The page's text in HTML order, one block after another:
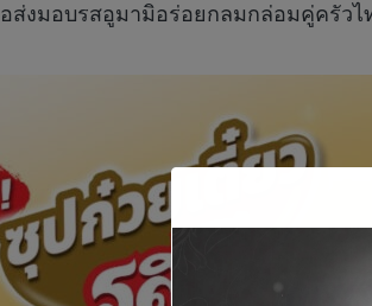
ส่งมอบรสอูมามิอร่อยกลมกล่อมคู่ครัวไ